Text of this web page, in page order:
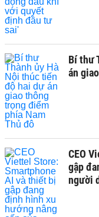
Bí thư
án
CEO
gập
người